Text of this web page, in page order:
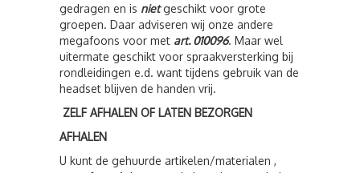
gedragen en is nietgeschikt voor grote
groepen. Daar adviseren wij onze andere
megafoons voor met art. 010096. Maar wel
uitermate geschikt voor spraakversterking bij
rondleidingen e.d. want tijdens gebruik van de
headset blijven de handen vrij.
ZELF AFHALEN OF LATEN BEZORGEN
AFHALEN
U kunt de gehuurde artikelen/materialen ,